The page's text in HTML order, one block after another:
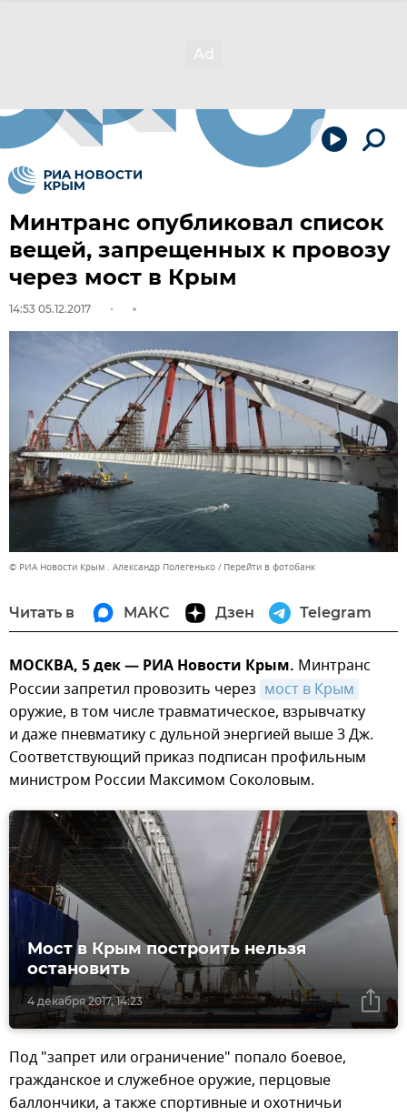
Минтранс опубликовал список
вещей, запрещенных к провозу
через мост в Крым
14:53 05.12.2017
© РИА Новости Крым . Александр Полегенько Перейти в фотобанк
Читать в МАКС Дзен Telegram
МОСКВА, 5 дек — РИА Новости Крым. Минтранс
России запретил провозить через мост в Крым
оружие, в том числе травматическое, взрывчатку
и даже пневматику с дульной энергией выше 3 Дж.
Соответствующий приказ подписан профильным
министром России Максимом Соколовым.
4 декабря 2017, 14:23
Мост в Крым построить нельзя
остановить
Под "запрет или ограничение" попало боевое,
гражданское и служебное оружие, перцовые
баллончики, а также спортивные и охотничьи